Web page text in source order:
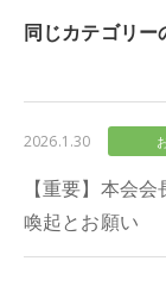
同じカテゴリー
2026.1.30
【重要】本会
喚起とお願い